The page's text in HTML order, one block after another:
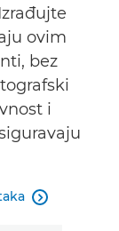
ovim
bez
i
